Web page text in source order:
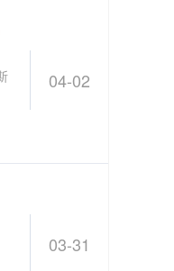
04-02
03-31